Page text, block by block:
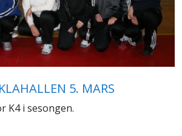
5. MARS
K4 i sesongen.